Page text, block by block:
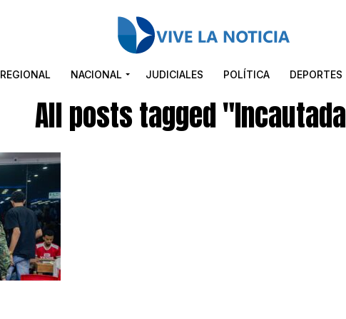
REGIONAL NACIONAL JUDICIALES POLÍTICA DEPORTES
All posts tagged